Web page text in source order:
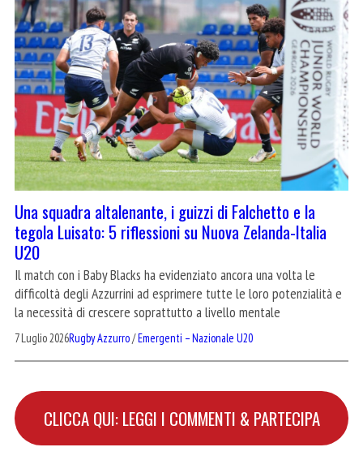
Una squadra altalenante, i guizzi di Falchetto e la
tegola Luisato: 5 riflessioni su Nuova Zelanda-Italia
U20
Il match con i Baby Blacks ha evidenziato ancora una volta le
difficoltà degli Azzurrini ad esprimere tutte le loro potenzialità e
la necessità di crescere soprattutto a livello mentale
7 Luglio 2026Rugby Azzurro/Emergenti – Nazionale U20
CLICCA QUI: LEGGI I COMMENTI & PARTECIPA